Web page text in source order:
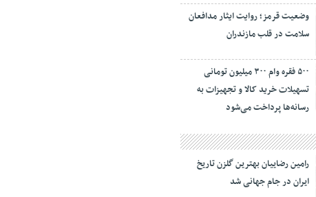
وضعیت قرمز؛ روایت ایثار مدافعان
سلامت در قلب مازندران
۵۰۰ فقره وام ۳۰۰ میلیون تومانی
تسهیلات خرید کالا و تجهیزات به
رسانه‌ها پرداخت می‌شود
رامین رضاییان بهترین گلزن تاریخ
ایران در جام جهانی شد